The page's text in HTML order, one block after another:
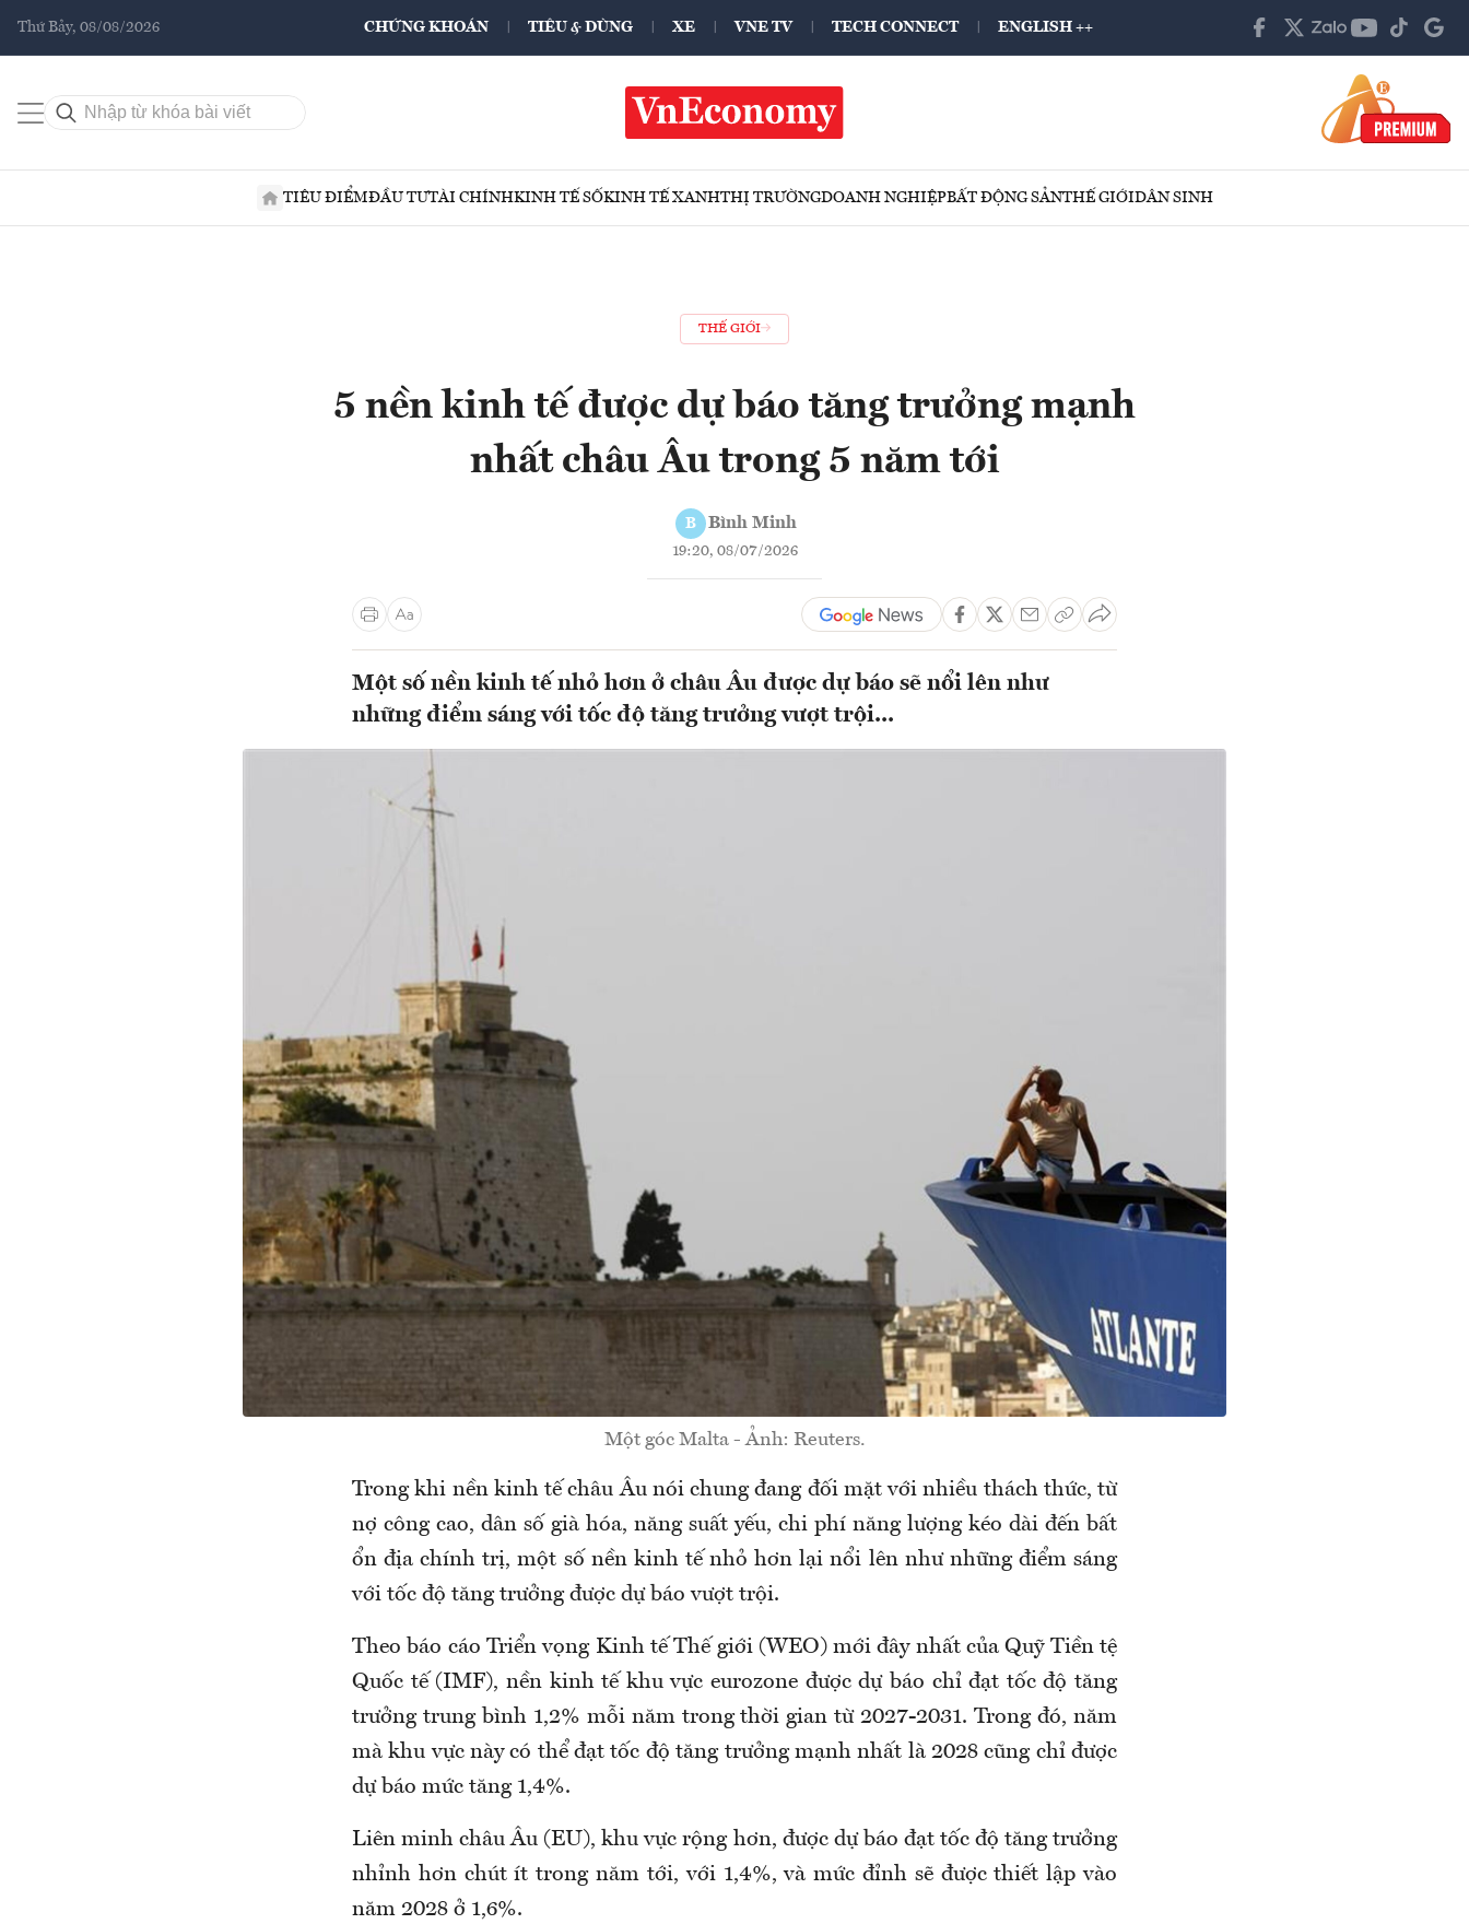
Thứ Bảy, 08/08/2026 CHỨNG KHOÁN TIÊU & DÙNG XE VNE TV TECH CONNECT ENGLISH ++
TIÊU ĐIỂMĐẦU TƯTÀI CHÍNHKINH TẾ SỐKINH TẾ XANHTHỊ TRƯỜNGDOANH NGHIỆPBẤT ĐỘNG SẢNTHẾ GIỚIDÂN SINH
THẾ GIỚI
5 nền kinh tế được dự báo tăng trưởng mạnh
nhất châu Âu trong 5 năm tới
B Bình Minh
19:20, 08/07/2026
Một số nền kinh tế nhỏ hơn ở châu Âu được dự báo sẽ nổi lên như
những điểm sáng với tốc độ tăng trưởng vượt trội...
Một góc Malta - Ảnh: Reuters.
Trong khi nền kinh tế châu Âu nói chung đang đối mặt với nhiều thách thức, từ
nợ công cao, dân số già hóa, năng suất yếu, chi phí năng lượng kéo dài đến bất
ổn địa chính trị, một số nền kinh tế nhỏ hơn lại nổi lên như những điểm sáng
với tốc độ tăng trưởng được dự báo vượt trội.
Theo báo cáo Triển vọng Kinh tế Thế giới (WEO) mới đây nhất của Quỹ Tiền tệ
Quốc tế (IMF), nền kinh tế khu vực eurozone được dự báo chỉ đạt tốc độ tăng
trưởng trung bình 1,2% mỗi năm trong thời gian từ 2027-2031. Trong đó, năm
mà khu vực này có thể đạt tốc độ tăng trưởng mạnh nhất là 2028 cũng chỉ được
dự báo mức tăng 1,4%.
Liên minh châu Âu (EU), khu vực rộng hơn, được dự báo đạt tốc độ tăng trưởng
nhỉnh hơn chút ít trong năm tới, với 1,4%, và mức đỉnh sẽ được thiết lập vào
năm 2028 ở 1,6%.